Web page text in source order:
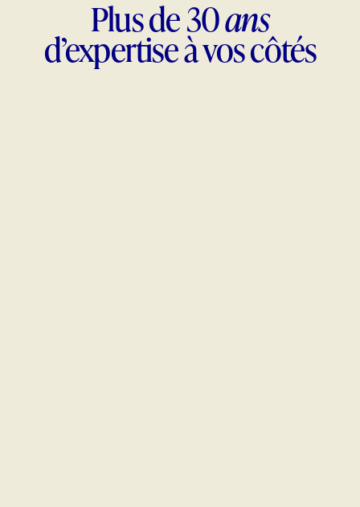
Plus de 30ans
d’expertiseà vos côtés